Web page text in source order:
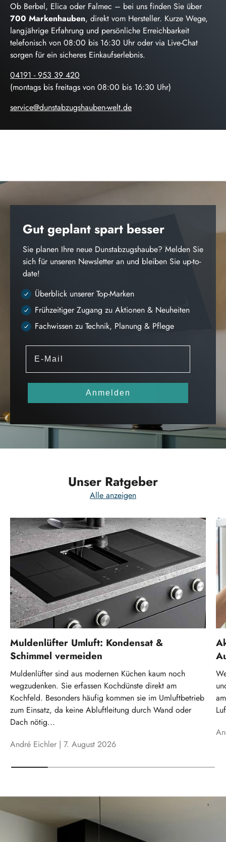
Ob Berbel, Elica oder Falmec – bei uns finden Sie über
700 Markenhauben, direkt vom Hersteller. Kurze Wege,
langjährige Erfahrung und persönliche Erreichbarkeit
telefonisch von 08:00 bis 16:30 Uhr oder via Live-Chat
sorgen für ein sicheres Einkaufserlebnis.
04191 - 953 39 420
(montags bis freitags von 08:00 bis 16:30 Uhr)
service@dunstabzugshauben-welt.de
Gut geplant spart besser
Sie planen Ihre neue Dunstabzugshaube? Melden Sie
sich für unseren Newsletter an und bleiben Sie up-to-
date!
Überblick unserer Top-Marken
Frühzeitiger Zugang zu Aktionen & Neuheiten
Fachwissen zu Technik, Planung & Pflege
Anmelden
Unser Ratgeber
Alle anzeigen
Muldenlüfter Umluft: Kondensat &
Schimmel vermeiden
Muldenlüfter sind aus modernen Küchen kaum noch
wegzudenken. Sie erfassen Kochdünste direkt am
Kochfeld. Besonders häufig kommen sie im Umluftbetrieb
zum Einsatz, da keine Abluftleitung durch Wand oder
Dach nötig...
André Eichler | 7. August 2026